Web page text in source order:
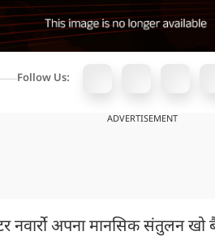
Follow Us:
ADVERTISEMENT
नवार्रो अपना मानसिक संतुलन